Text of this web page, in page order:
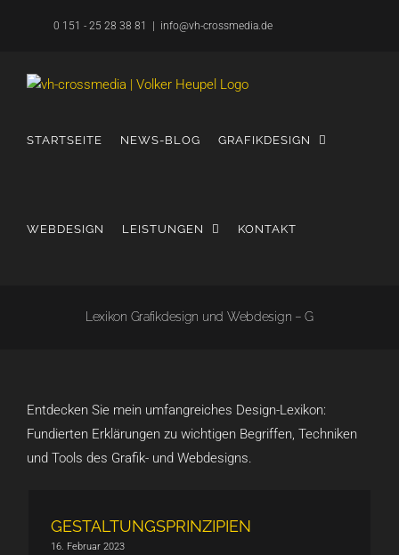
0 151 - 25 28 38 81 info@vh-crossmedia.de
STARTSEITE NEWS-BLOG GRAFIKDESIGN
WEBDESIGN LEISTUNGEN KONTAKT
Lexikon Grafikdesign und Webdesign – G
Entdecken Sie mein umfangreiches Design-Lexikon:
Fundierten Erklärungen zu wichtigen Begriffen, Techniken
und Tools des Grafik- und Webdesigns.
GESTALTUNGSPRINZIPIEN
16. Februar 2023